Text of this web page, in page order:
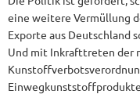
eine weitere Vermüllung
Exporte aus Deutschland
Und mit Inkrafttreten der